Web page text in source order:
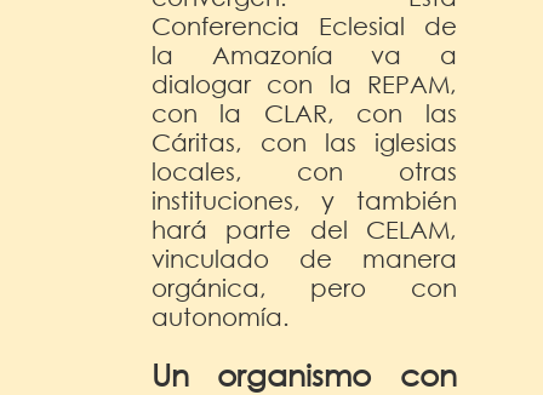
Conferencia Eclesial de
la Amazonía va a
dialogar con la REPAM,
con la CLAR, con las
Cáritas, con las iglesias
locales, con otras
instituciones, y también
hará parte del CELAM,
vinculado de manera
orgánica, pero con
autonomía.
Un organismo con